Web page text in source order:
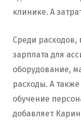
клинике. А
Среди расходов,
зарплата для
оборудование,
расходы. А
обучение
добавляет